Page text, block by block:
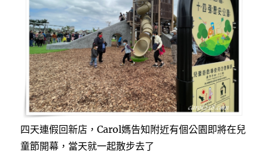
四天連假回新店，Carol媽告知附近有個公園即將在兒
童節開幕，當天就一起散步去了